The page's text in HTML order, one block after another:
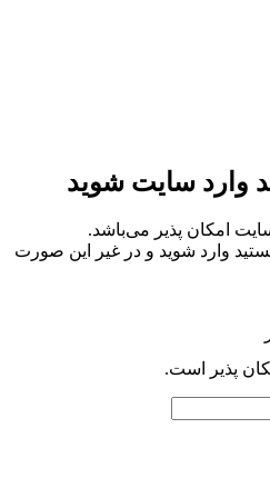
وارد سایت شوید
امکان پذیر می‌باشد.
وارد شوید و در غیر این صورت
پذیر است.